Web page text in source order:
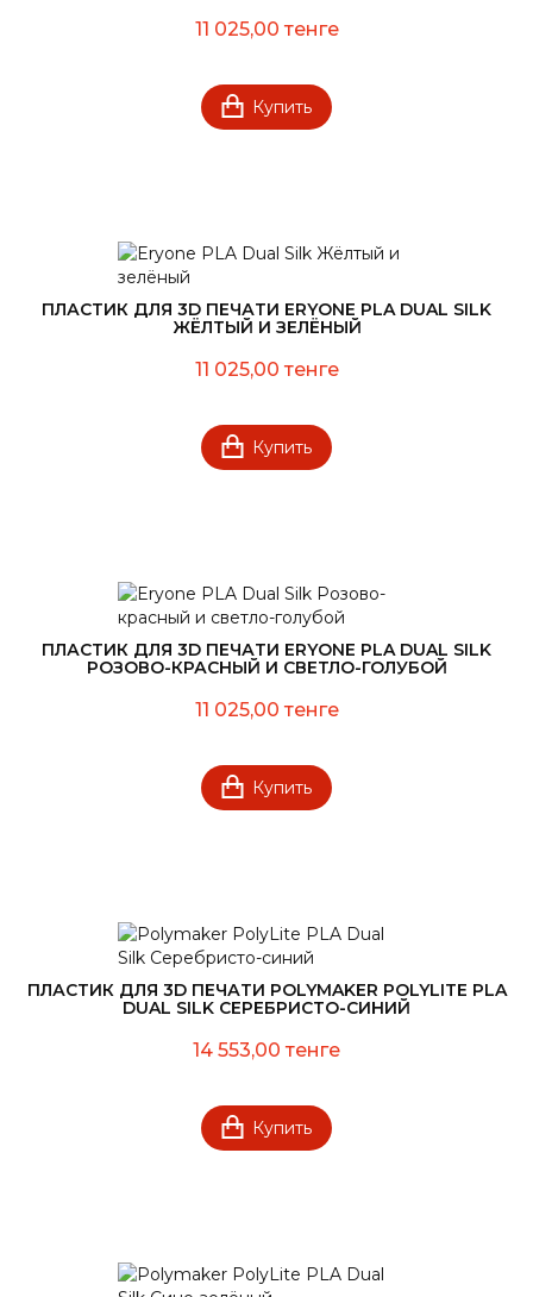
11 025,00 тенге
Купить
ПЛАСТИК ДЛЯ 3D ПЕЧАТИ ERYONE PLA DUAL SILK
ЖЁЛТЫЙ И ЗЕЛЁНЫЙ
11 025,00 тенге
Купить
ПЛАСТИК ДЛЯ 3D ПЕЧАТИ ERYONE PLA DUAL SILK
РОЗОВО-КРАСНЫЙ И СВЕТЛО-ГОЛУБОЙ
11 025,00 тенге
Купить
ПЛАСТИК ДЛЯ 3D ПЕЧАТИ POLYMAKER POLYLITE PLA
DUAL SILK СЕРЕБРИСТО-СИНИЙ
14 553,00 тенге
Купить